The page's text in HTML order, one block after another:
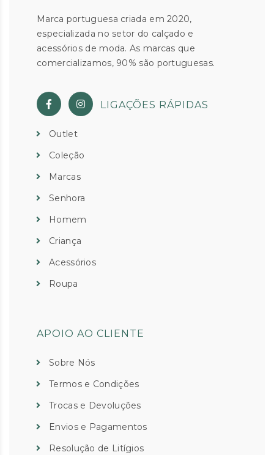
Marca portuguesa criada em 2020,
especializada no setor do calçado e
acessórios de moda. As marcas que
comercializamos, 90% são portuguesas.
LIGAÇÕES RÁPIDAS
Outlet
Coleção
Marcas
Senhora
Homem
Criança
Acessórios
Roupa
APOIO AO CLIENTE
Sobre Nós
Termos e Condições
Trocas e Devoluções
Envios e Pagamentos
Resolução de Litígios